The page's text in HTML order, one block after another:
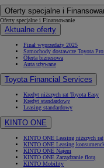
Oferty specjalne i
Oferty specjalne i Finansowanie
Aktualne oferty
Finał wyprzedaży 2025
Samochody dostawcze Toyota
Oferta biznesowa
Auta używane
Toyota Financial Services
Kredyt niższych rat Toyota Easy
Kredyt standardowy
Leasing standardowy
KINTO ONE
KINTO ONE Leasing niższych rat
KINTO ONE Leasing
KINTO ONE Najem
KINTO ONE Zarządzanie flotą
KINTO Mobility